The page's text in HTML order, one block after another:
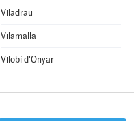
Viladrau
Vilamalla
Vilobí d'Onyar